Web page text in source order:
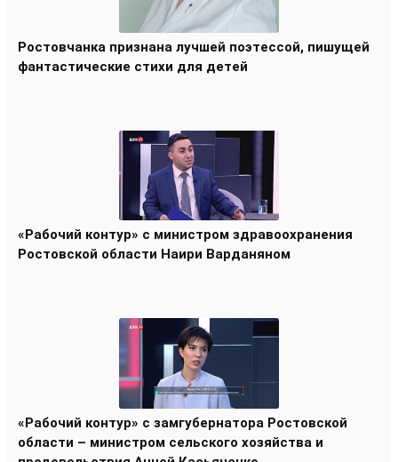
Ростовчанка признана лучшей поэтессой, пишущей
фантастические стихи для детей
«Рабочий контур» с министром здравоохранения
Ростовской области Наири Варданяном
«Рабочий контур» с замгубернатора Ростовской
области – министром сельского хозяйства и